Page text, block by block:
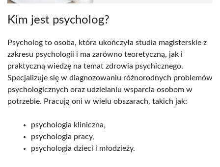
Kim jest psycholog?
Psycholog to osoba, która ukończyła studia magisterskie z
zakresu psychologii i ma zarówno teoretyczną, jak i
praktyczną wiedzę na temat zdrowia psychicznego.
Specjalizuje się w diagnozowaniu różnorodnych problemów
psychologicznych oraz udzielaniu wsparcia osobom w
potrzebie. Pracują oni w wielu obszarach, takich jak:
psychologia kliniczna,
psychologia pracy,
psychologia dzieci i młodzieży.